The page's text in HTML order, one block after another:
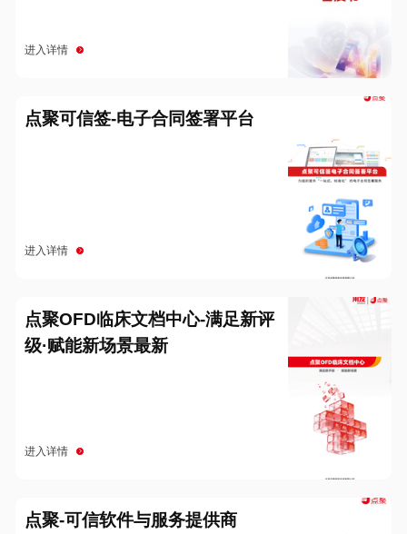
进入详情
点聚可信签-电子合同签署平台
进入详情
点聚OFD临床文档中心-满足新评
级·赋能新场景最新
进入详情
点聚-可信软件与服务提供商